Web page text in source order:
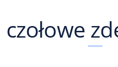
czołowe